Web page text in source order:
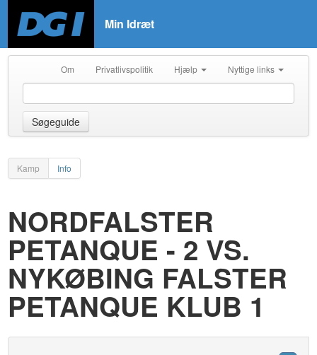
Min Idræt
Om Privatlivspolitik Hjælp Nyttige links
Søgeguide
Kamp Info
NORDFALSTER
PETANQUE - 2 VS.
NYKØBING FALSTER
PETANQUE KLUB 1